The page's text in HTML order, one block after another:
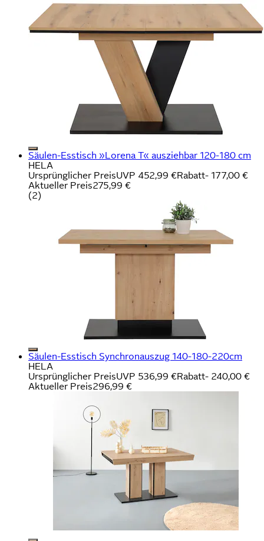
Säulen-Esstisch »Lorena T« ausziehbar 120-180 cm
HELA
Ursprünglicher PreisUVP 452,99 €Rabatt- 177,00 €
Aktueller Preis275,99 €
(2)
Säulen-Esstisch Synchronauszug 140-180-220cm
HELA
Ursprünglicher PreisUVP 536,99 €Rabatt- 240,00 €
Aktueller Preis296,99 €